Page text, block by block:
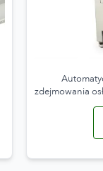
zdejmowania